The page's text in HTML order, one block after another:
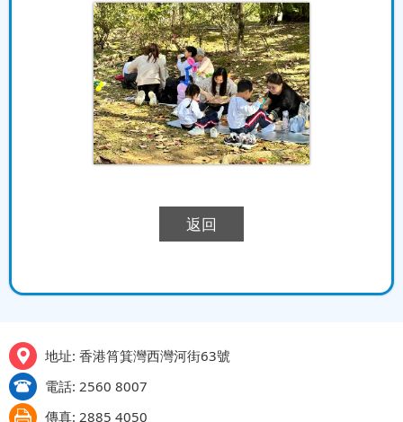
返回
地址: 香港筲箕灣西灣河街63號
電話: 2560 8007
傳真: 2885 4050